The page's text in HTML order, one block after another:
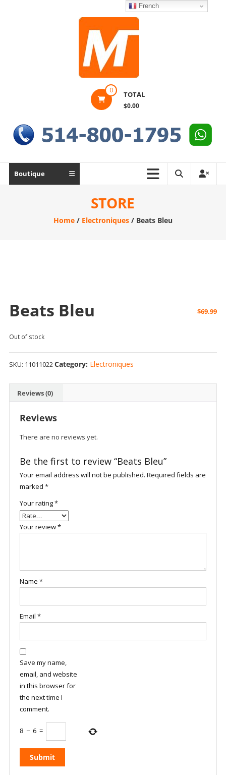
et
vente
Ordinateur,
cellulaire
0 TOTAL
$0.00
Boutique
STORE
Home/ Electroniques/ Beats Bleu
Beats Bleu $69.99
Out of stock
SKU: 11011022Category: Electroniques
Reviews (0)
Reviews
There are no reviews yet.
Be the first to review “Beats Bleu”
Your email address will not be published. Required fields are
marked *
Your rating*
Your review*
Name *
Email *
Save my name,
email, and website
in this browser for
the next time I
comment.
8 − 6 =
French